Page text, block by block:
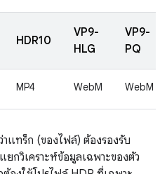
HDR10
VP9-
HLG
VP9-
PQ
MP4 WebM WebM
แทร็ก (ของไฟล์) ต้องรองรับ
กวิเคราะห์ข้อมูลเฉพาะของตัว